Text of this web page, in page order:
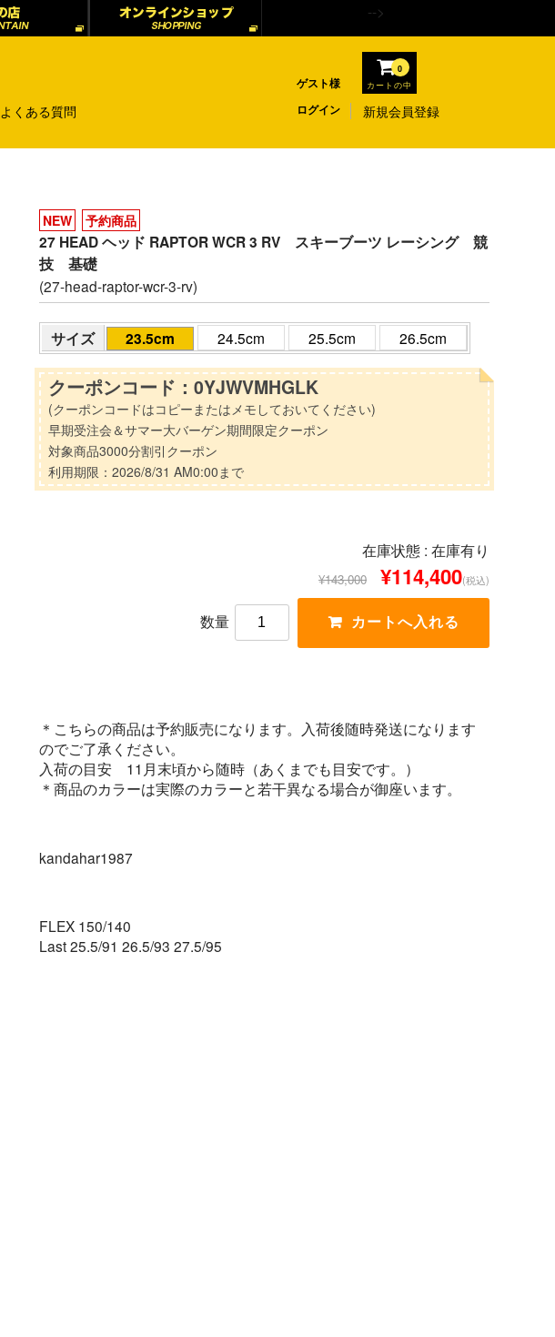
-->
ゲスト様 カートの中
0
ログイン 新規会員登録
よくある質問
NEW 予約商品
27 HEAD ヘッド RAPTOR WCR 3 RV スキーブーツ レーシング 競
技 基礎
(27-head-raptor-wcr-3-rv)
サイズ 23.5cm 24.5cm 25.5cm 26.5cm
クーポンコード：0YJWVMHGLK
(クーポンコードはコピーまたはメモしておいてください)
早期受注会＆サマー大バーゲン期間限定クーポン
対象商品3000分割引クーポン
利用期限：2026/8/31 AM0:00まで
在庫状態 : 在庫有り
¥143,000 ¥114,400(税込)
数量
＊こちらの商品は予約販売になります。入荷後随時発送になります
のでご了承ください。
入荷の目安 11月末頃から随時（あくまでも目安です。）
＊商品のカラーは実際のカラーと若干異なる場合が御座います。
kandahar1987
FLEX 150/140
Last 25.5/91 26.5/93 27.5/95